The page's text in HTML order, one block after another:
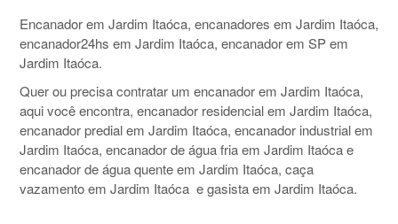
Encanador em Jardim Itaóca, encanadores em Jardim Itaóca,
encanador24hs em Jardim Itaóca, encanador em SP em
Jardim Itaóca.
Quer ou precisa contratar um encanador em Jardim Itaóca,
aqui você encontra, encanador residencial em Jardim Itaóca,
encanador predial em Jardim Itaóca, encanador industrial em
Jardim Itaóca, encanador de água fria em Jardim Itaóca e
encanador de água quente em Jardim Itaóca, caça
vazamento em Jardim Itaóca e gasista em Jardim Itaóca.